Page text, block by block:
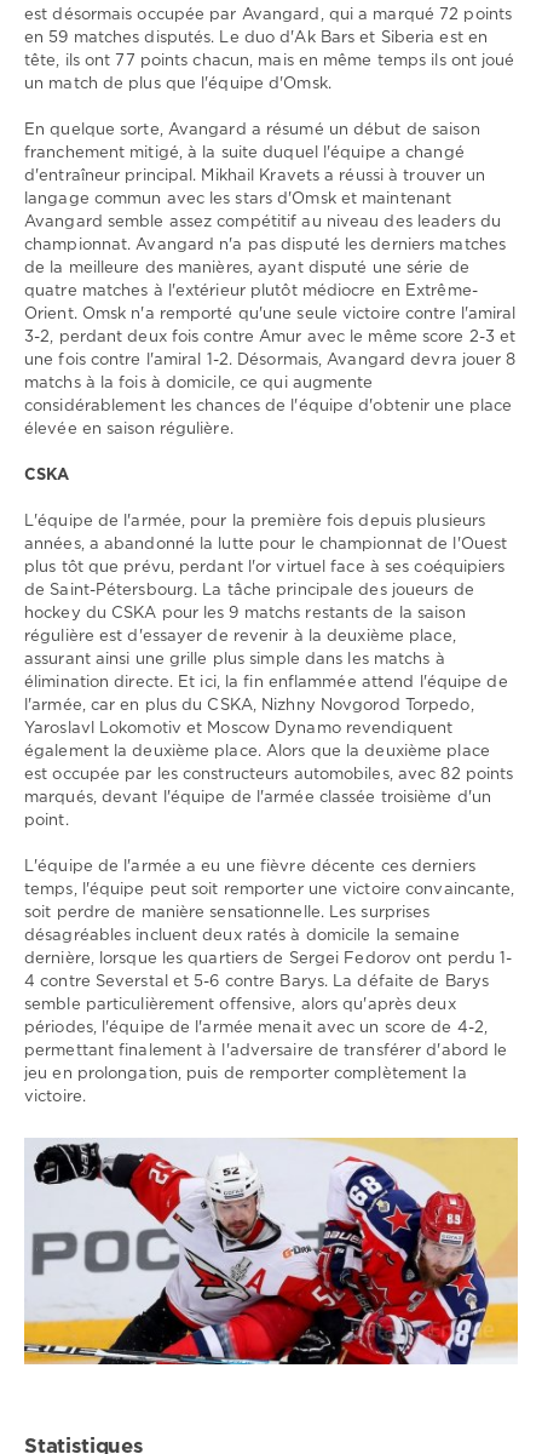
est désormais occupée par Avangard, qui a marqué 72 points
en 59 matches disputés. Le duo d'Ak Bars et Siberia est en
tête, ils ont 77 points chacun, mais en même temps ils ont joué
un match de plus que l'équipe d'Omsk.
En quelque sorte, Avangard a résumé un début de saison
franchement mitigé, à la suite duquel l'équipe a changé
d'entraîneur principal. Mikhail Kravets a réussi à trouver un
langage commun avec les stars d'Omsk et maintenant
Avangard semble assez compétitif au niveau des leaders du
championnat. Avangard n'a pas disputé les derniers matches
de la meilleure des manières, ayant disputé une série de
quatre matches à l'extérieur plutôt médiocre en Extrême-
Orient. Omsk n'a remporté qu'une seule victoire contre l'amiral
3-2, perdant deux fois contre Amur avec le même score 2-3 et
une fois contre l'amiral 1-2. Désormais, Avangard devra jouer 8
matchs à la fois à domicile, ce qui augmente
considérablement les chances de l'équipe d'obtenir une place
élevée en saison régulière.
CSKA
L'équipe de l'armée, pour la première fois depuis plusieurs
années, a abandonné la lutte pour le championnat de l'Ouest
plus tôt que prévu, perdant l'or virtuel face à ses coéquipiers
de Saint-Pétersbourg. La tâche principale des joueurs de
hockey du CSKA pour les 9 matchs restants de la saison
régulière est d'essayer de revenir à la deuxième place,
assurant ainsi une grille plus simple dans les matchs à
élimination directe. Et ici, la fin enflammée attend l'équipe de
l'armée, car en plus du CSKA, Nizhny Novgorod Torpedo,
Yaroslavl Lokomotiv et Moscow Dynamo revendiquent
également la deuxième place. Alors que la deuxième place
est occupée par les constructeurs automobiles, avec 82 points
marqués, devant l'équipe de l'armée classée troisième d'un
point.
L'équipe de l'armée a eu une fièvre décente ces derniers
temps, l'équipe peut soit remporter une victoire convaincante,
soit perdre de manière sensationnelle. Les surprises
désagréables incluent deux ratés à domicile la semaine
dernière, lorsque les quartiers de Sergei Fedorov ont perdu 1-
4 contre Severstal et 5-6 contre Barys. La défaite de Barys
semble particulièrement offensive, alors qu'après deux
périodes, l'équipe de l'armée menait avec un score de 4-2,
permettant finalement à l'adversaire de transférer d'abord le
jeu en prolongation, puis de remporter complètement la
victoire.
Statistiques